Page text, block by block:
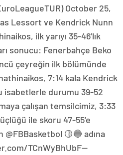
October 25,
Lessort ve Kendrick Nunn
ilk yarıyı 35-46’lık
sonucu: Fenerbahçe Beko
çeyreğin ilk bölümünde
7:14 kala Kendrick
isabetlerle durumu 39-52
çalışan temsilcimiz, 3:33
ile skoru 47-55’e
@FBBasketbol 🟡🔵 adına
TCnWyBhUbF—